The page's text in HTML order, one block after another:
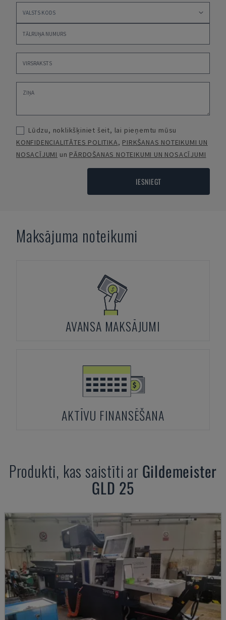
Lūdzu, noklikšķiniet šeit, lai pieņemtu mūsu
KONFIDENCIALITĀTES POLITIKA, PIRKŠANAS NOTEIKUMI UN
NOSACĪJUMI un PĀRDOŠANAS NOTEIKUMI UN NOSACĪJUMI
IESNIEGT
Maksājuma noteikumi
AVANSA MAKSĀJUMI
AKTĪVU FINANSĒŠANA
Produkti, kas saistīti ar Gildemeister
GLD 25